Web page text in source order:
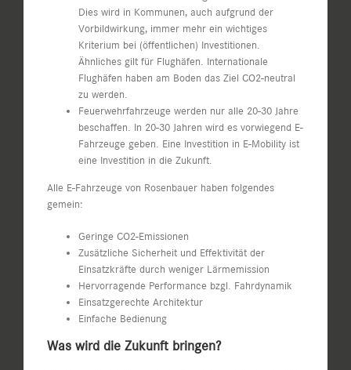
Dies wird in Kommunen, auch aufgrund der
Vorbildwirkung, immer mehr ein wichtiges
Kriterium bei (öffentlichen) Investitionen.
Ähnliches gilt für Flughäfen. Internationale
Flughäfen haben am Boden das Ziel CO2-neutral
zu werden.
Feuerwehrfahrzeuge werden nur alle 20-30 Jahre
beschaffen. In 20-30 Jahren wird es vorwiegend E-
Fahrzeuge geben. Eine Investition in E-Mobility ist
eine Investition in die Zukunft.
Alle E-Fahrzeuge von Rosenbauer haben folgendes
gemein:
Geringe CO2-Emissionen
Zusätzliche Sicherheit und Effektivität der
Einsatzkräfte durch weniger Lärmemission
Hervorragende Performance bzgl. Fahrdynamik
Einsatzgerechte Architektur
Einfache Bedienung
Was wird die Zukunft bringen?